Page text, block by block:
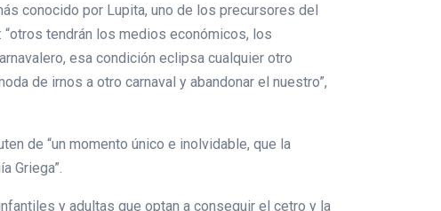
conocido por Lupita, uno de los precursores del
“otros tendrán los medios económicos, los
esa condición eclipsa cualquier otro
de irnos a otro carnaval y abandonar el nuestro”,
de “un momento único e inolvidable, que la
Griega”.
y adultas que optan a conseguir el cetro y la